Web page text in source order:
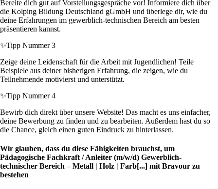
Bereite dich gut auf Vorstellungsgespräche vor! Informiere dich über
die Kolping Bildung Deutschland gGmbH und überlege dir, wie du
deine Erfahrungen im gewerblich-technischen Bereich am besten
präsentieren kannst.
✨Tipp Nummer 3
Zeige deine Leidenschaft für die Arbeit mit Jugendlichen! Teile
Beispiele aus deiner bisherigen Erfahrung, die zeigen, wie du
Teilnehmende motivierst und unterstützt.
✨Tipp Nummer 4
Bewirb dich direkt über unsere Website! Das macht es uns einfacher,
deine Bewerbung zu finden und zu bearbeiten. Außerdem hast du so
die Chance, gleich einen guten Eindruck zu hinterlassen.
Wir glauben, dass du diese Fähigkeiten brauchst, um
Pädagogische Fachkraft / Anleiter (m/w/d) Gewerblich-
technischer Bereich – Metall | Holz | Farb[...] mit Bravour zu
bestehen